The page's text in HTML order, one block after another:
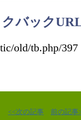
バック
old/tb.php/397
<<次の記事 前の記事